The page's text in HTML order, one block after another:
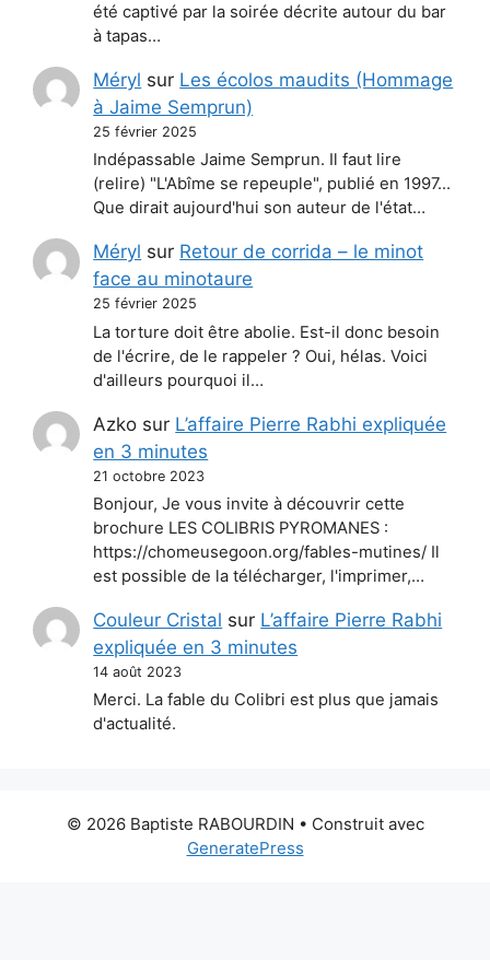
été captivé par la soirée décrite autour du bar
à tapas…
Méryl sur Les écolos maudits (Hommage
à Jaime Semprun)
25 février 2025
Indépassable Jaime Semprun. Il faut lire
(relire) "L'Abîme se repeuple", publié en 1997...
Que dirait aujourd'hui son auteur de l'état…
Méryl sur Retour de corrida – le minot
face au minotaure
25 février 2025
La torture doit être abolie. Est-il donc besoin
de l'écrire, de le rappeler ? Oui, hélas. Voici
d'ailleurs pourquoi il…
Azko sur L’affaire Pierre Rabhi expliquée
en 3 minutes
21 octobre 2023
Bonjour, Je vous invite à découvrir cette
brochure LES COLIBRIS PYROMANES :
https://chomeusegoon.org/fables-mutines/ Il
est possible de la télécharger, l'imprimer,…
Couleur Cristal sur L’affaire Pierre Rabhi
expliquée en 3 minutes
14 août 2023
Merci. La fable du Colibri est plus que jamais
d'actualité.
© 2026 Baptiste RABOURDIN • Construit avec
GeneratePress